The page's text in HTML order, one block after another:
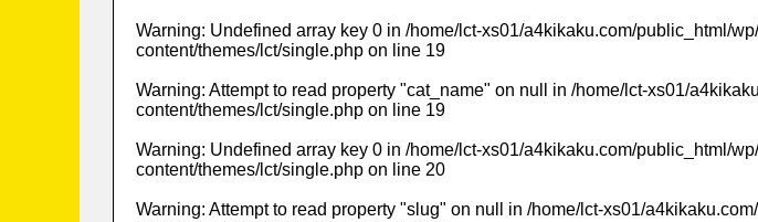
Warning: Undefined array key 0 in /home/lct-xs01/a4kikaku.com/public_html/
content/themes/lct/single.php on line 19
Warning: Attempt to read property "cat_name" on null in /home/lct-xs01/
content/themes/lct/single.php on line 19
Warning: Undefined array key 0 in /home/lct-xs01/a4kikaku.com/public_html/
content/themes/lct/single.php on line 20
Warning: Attempt to read property "slug" on null in /home/lct-xs01/